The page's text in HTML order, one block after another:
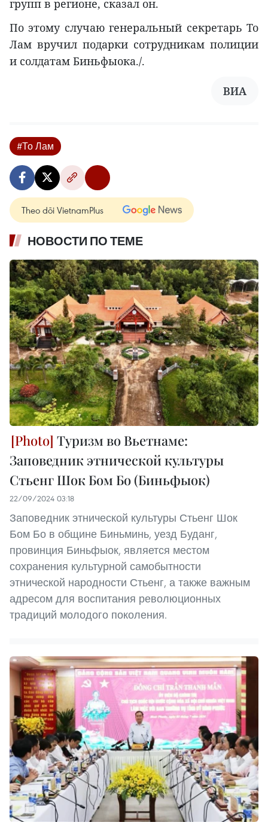
групп в регионе, сказал он.
По этому случаю генеральный секретарь То
Лам вручил подарки сотрудникам полиции
и солдатам Биньфыока./.
ВИА
#То Лам
Theo dõi VietnamPlus
НОВОСТИ ПО ТЕМЕ
Туризм во Вьетнаме:
Заповедник этнической культуры
Стьенг Шок Бом Бо (Биньфыок)
22/09/2024 03:18
Заповедник этнической культуры Стьенг Шок
Бом Бо в общине Биньминь, уезд Буданг,
провинция Биньфыок, является местом
сохранения культурной самобытности
этнической народности Стьенг, а также важным
адресом для воспитания революционных
традиций молодого поколения.